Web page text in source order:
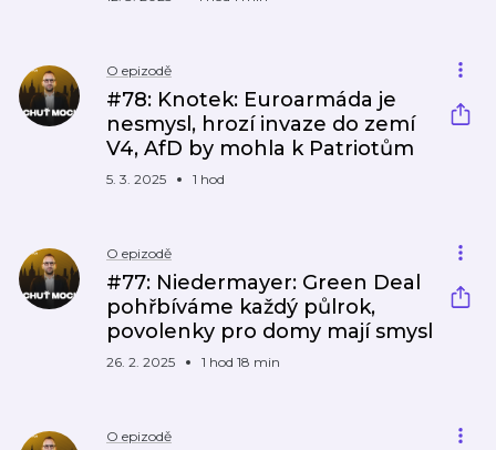
O epizodě
#78: Knotek: Euroarmáda je
nesmysl, hrozí invaze do zemí
V4, AfD by mohla k Patriotům
5. 3. 2025 1 hod
O epizodě
#77: Niedermayer: Green Deal
pohřbíváme každý půlrok,
povolenky pro domy mají smysl
26. 2. 2025 1 hod 18 min
O epizodě